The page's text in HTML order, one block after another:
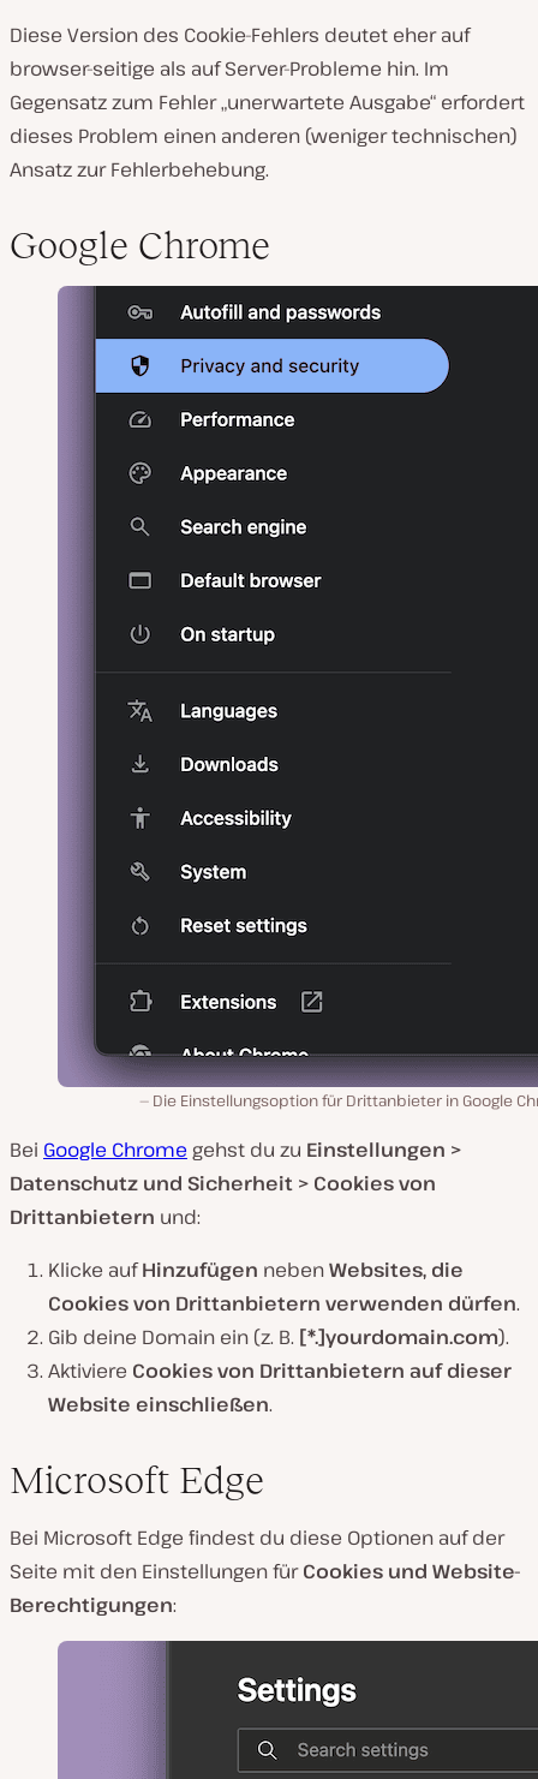
Diese Version des Cookie-Fehlers deutet eher auf
browser-seitige als auf Server-Probleme hin. Im
Gegensatz zum Fehler „unerwartete Ausgabe“ erfordert
dieses Problem einen anderen (weniger technischen)
Ansatz zur Fehlerbehebung.
Google Chrome
Die Einstellungsoption für Drittanbieter in Google
Bei Google Chrome gehst du zu Einstellungen >
Datenschutz und Sicherheit > Cookies von
Drittanbietern und:
Klicke aufHinzufügen nebenWebsites, die
Cookies von Drittanbietern verwenden dürfen.
Gib deine Domain ein (z. B. [*.]yourdomain.com).
Aktiviere Cookies von Drittanbietern auf dieser
Website einschließen.
Microsoft Edge
Bei Microsoft Edge findest du diese Optionen auf der
Seite mit den Einstellungen fürCookies und Website-
Berechtigungen: